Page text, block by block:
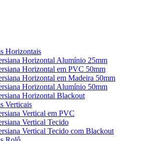
Horizontais
Horizontal Alumínio 25mm
Horizontal em PVC 50mm
Horizontal em Madeira 50mm
Horizontal Alumínio 50mm
Horizontal Blackout
Verticais
Vertical em PVC
Vertical Tecido
Vertical Tecido com Blackout